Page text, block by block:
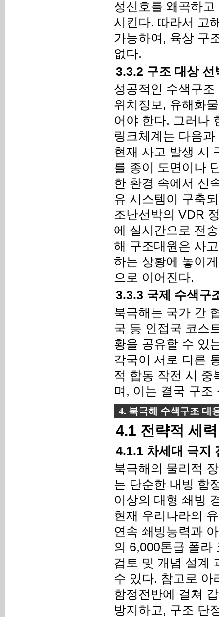
성신호를 왜곡하
시킨다. 따라서 고
가능하여, 육상 구
없다.
3.3.2 구조 대상
성공적인 수색구
위치정보, 유해화
어야 한다. 그러나
링크체계는 다음
현재 사고 발생 시
를 종이 도면이나
한 환경 속에서 신
유 시스템이 구축
조난선박의 VDR
에 실시간으로 전
해 구조대원은 사
하는 상황에 놓이
으로 이어진다.
3.3.3 국제 수색구
북극해는 국가 간
국 등 인접국 코스
황을 공유할 수 있
각국이 서로 다른
적 합동 작전 시 중
며, 이는 결국 구조
4. 북극해 수색구조 대
4.1 전략적 세
4.1.1 차세대 극지
북극해의 물리적
는 단순한 내빙 함
이상의 대형 쇄빙
현재 우리나라의
연속 쇄빙능력과
의 6,000톤급 폴라
검토 및 개념 설계
수 있다. 참고로
함정전반에 걸쳐
방지하고, 구조 단